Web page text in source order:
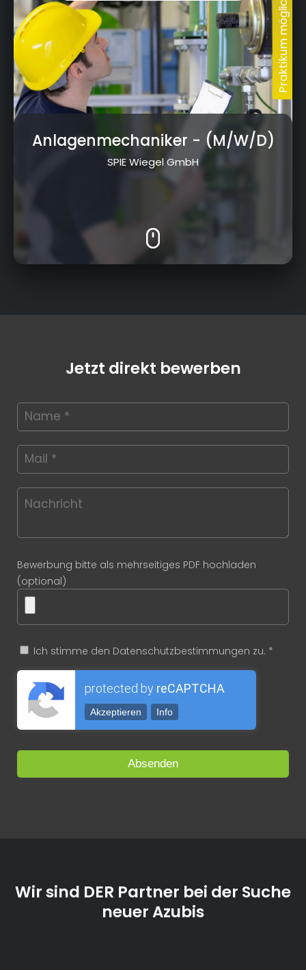
Anlagenmechaniker - (M/W/D)
SPIE Wiegel GmbH
Jetzt direkt bewerben
Bewerbung bitte als mehrseitiges PDF hochladen
(optional)
Ich stimme den Datenschutzbestimmungen zu. *
protected by reCAPTCHA
Akzeptieren Info
Wir sind DER Partner bei der Suche
neuer Azubis